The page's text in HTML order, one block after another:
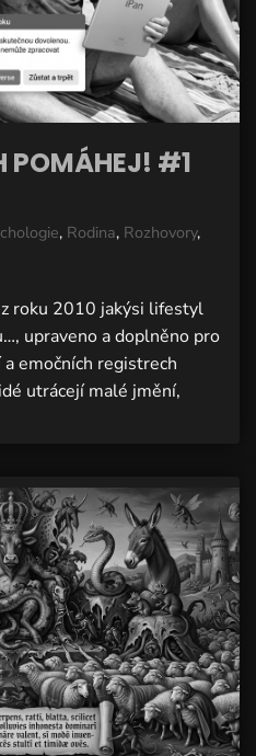
POMÁHEJ! #1
, Rodina, Rozhovory,
roku 2010 jakýsi lifestyl
upraveno a doplněno pro
emočních registrech
utrácejí malé jmění,